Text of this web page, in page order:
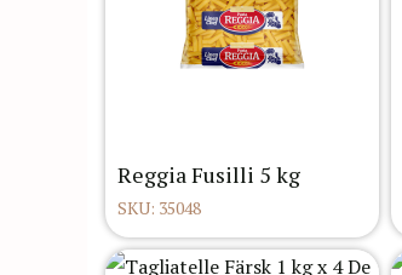
Reggia Fusilli 5 kg
SKU: 35048